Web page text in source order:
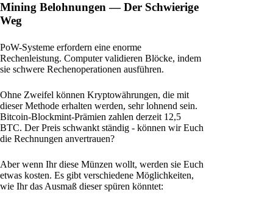
Mining Belohnungen — Der Schwierige
Weg
PoW-Systeme erfordern eine enorme
Rechenleistung. Computer validieren Blöcke, indem
sie schwere Rechenoperationen ausführen.
Ohne Zweifel können Kryptowährungen, die mit
dieser Methode erhalten werden, sehr lohnend sein.
Bitcoin-Blockmint-Prämien zahlen derzeit 12,5
BTC. Der Preis schwankt ständig - können wir Euch
die Rechnungen anvertrauen?
Aber wenn Ihr diese Münzen wollt, werden sie Euch
etwas kosten. Es gibt verschiedene Möglichkeiten,
wie Ihr das Ausmaß dieser spüren könntet: